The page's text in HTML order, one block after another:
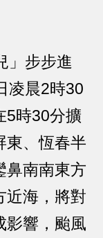
」步步進
凌晨2時30
5時30分擴
東、恆春半
鼻南南東方
近海，將對
影響，颱風